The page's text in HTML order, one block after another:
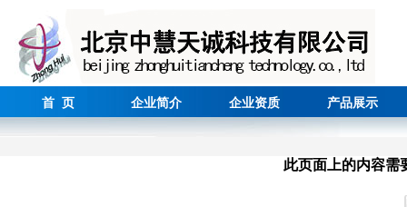
首 页 企业简介 企业资质 产品展示
此页面上的内容需